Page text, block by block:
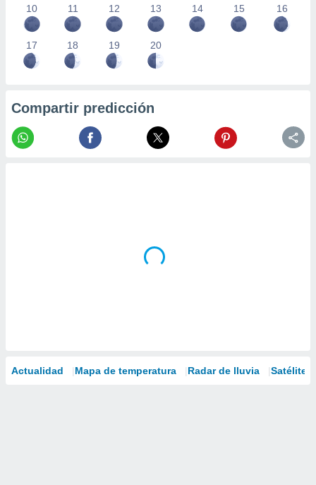
10 11 12 13 14 15 16
17 18 19 20
Compartir predicción
Actualidad Mapa de temperatura Radar de lluvia Satélites